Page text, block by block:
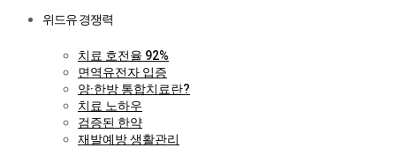
위드유 경쟁력
치료 호전율 92%
면역유전자 입증
양·한방 통합치료란?
치료 노하우
검증된 한약
재발예방 생활관리